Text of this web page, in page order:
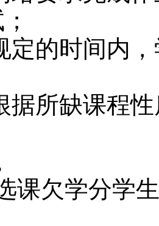
定的时间内
据所缺课程
课欠学分学